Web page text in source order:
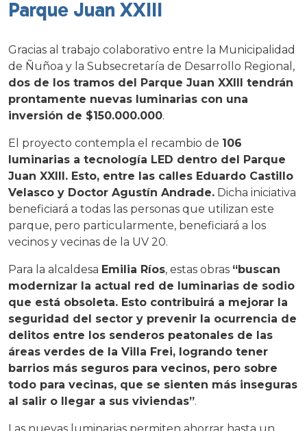
Parque Juan XXIII
Gracias al trabajo colaborativo entre la Municipalidad
de Ñuñoa y la Subsecretaría de Desarrollo Regional,
dos de los tramos del Parque Juan XXIII tendrán
prontamente nuevas luminarias con una
inversión de $150.000.000.
El proyecto contempla el recambio de 106
luminarias a tecnología LED dentro del Parque
Juan XXIII. Esto, entre las calles Eduardo Castillo
Velasco y Doctor Agustín Andrade. Dicha iniciativa
beneficiará a todas las personas que utilizan este
parque, pero particularmente, beneficiará a los
vecinos y vecinas de la UV 20.
Para la alcaldesa Emilia Ríos, estas obras “buscan
modernizar la actual red de luminarias de sodio
que está obsoleta. Esto contribuirá a mejorar la
seguridad del sector y prevenir la ocurrencia de
delitos entre los senderos peatonales de las
áreas verdes de la Villa Frei, logrando tener
barrios más seguros para vecinos, pero sobre
todo para vecinas, que se sienten más inseguras
al salir o llegar a sus viviendas”.